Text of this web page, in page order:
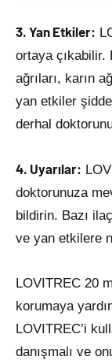
3. Yan Etkiler:
ortaya çıkabilir.
ağrıları, karın
yan etkiler
derhal
4. Uyarılar:
doktorunuza
bildirin. Bazı
ve yan etkilere
LOVITREC 20
korumaya
LOVITREC’i
danışmalı ve